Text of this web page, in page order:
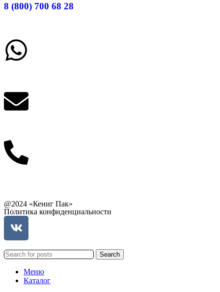
8 (800) 700 68 28
@2024 «Кениг Пак»
Политика конфиденциальности
Search
Меню
Каталог